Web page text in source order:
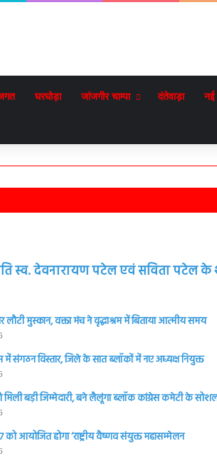
घरघोड़ा जांजगीर चाम्पा दंतेवाड़ा नई
स्व. देवनारायण पटेल एवं सविता पटेल
लौटी मुस्कान, वक्ता मंच ने वृद्धाश्रम में बिताया आत्मीय समय
में संगठन विस्तार, जिले के सात ब्लॉकों में नए अध्यक्ष नियुक्त
बड़ी जिम्मेदारी, बने लैलूंगा ब्लॉक कांग्रेस कमेटी के सोशल
को आयोजित होगा ‘राष्ट्रीय वैष्णव संयुक्त महासम्मेलन